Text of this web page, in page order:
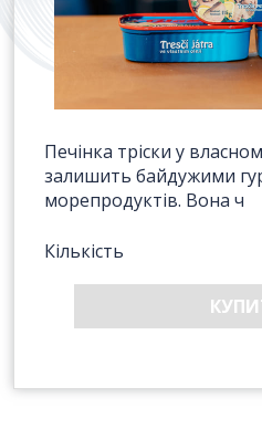
Печінка тріски у
залишить байдужими
морепродуктів. Вона ч
Кількість